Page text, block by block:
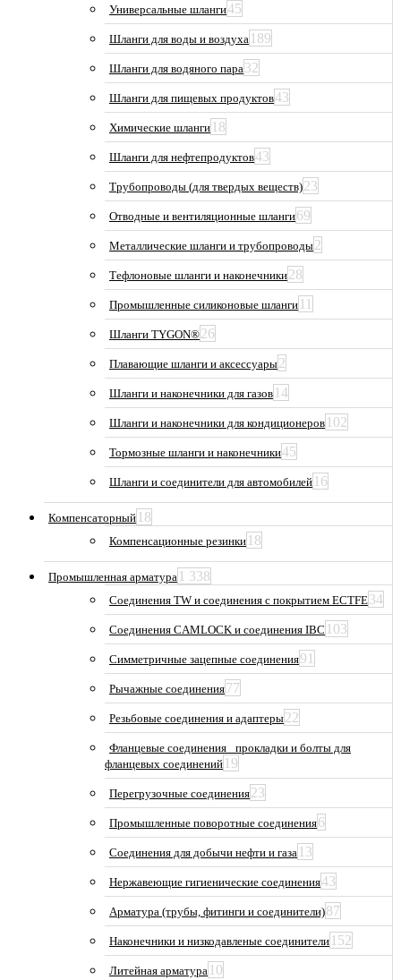
Универсальные шланги45
Шланги для воды и воздуха 189
Шланги для водяного пара32
Шланги для пищевых продуктов43
Химические шланги 18
Шланги для нефтепродуктов43
Трубопроводы (для твердых веществ)23
Отводные и вентиляционные шланги69
Металлические шланги и трубопроводы2
Тефлоновые шланги и наконечники28
Промышленные силиконовые шланги 11
Шланги TYGON®26
Плавающие шланги и аксессуары2
Шланги и наконечники для газов 14
Шланги и наконечники для кондиционеров 102
Тормозные шланги и наконечники45
Шланги и соединители для автомобилей 16
Компенсаторный 18
Компенсационные резинки 18
Промышленная арматура 1 338
Соединения TW и соединения с покрытием ECTFE34
Соединения CAMLOCK и соединения IBC 103
Симметричные зацепные соединения91
Рычажные соединения77
Резьбовые соединения и адаптеры22
Фланцевые соединения_ прокладки и болты для
фланцевых соединений 19
Перегрузочные соединения23
Промышленные поворотные соединения6
Соединения для добычи нефти и газа 13
Нержавеющие гигиенические соединения43
Арматура (трубы, фитинги и соединители)87
Наконечники и низкодавленые соединители 152
Литейная арматура 10